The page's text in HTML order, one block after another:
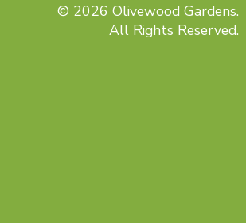
© 2026 Olivewood Gardens.
All Rights Reserved.